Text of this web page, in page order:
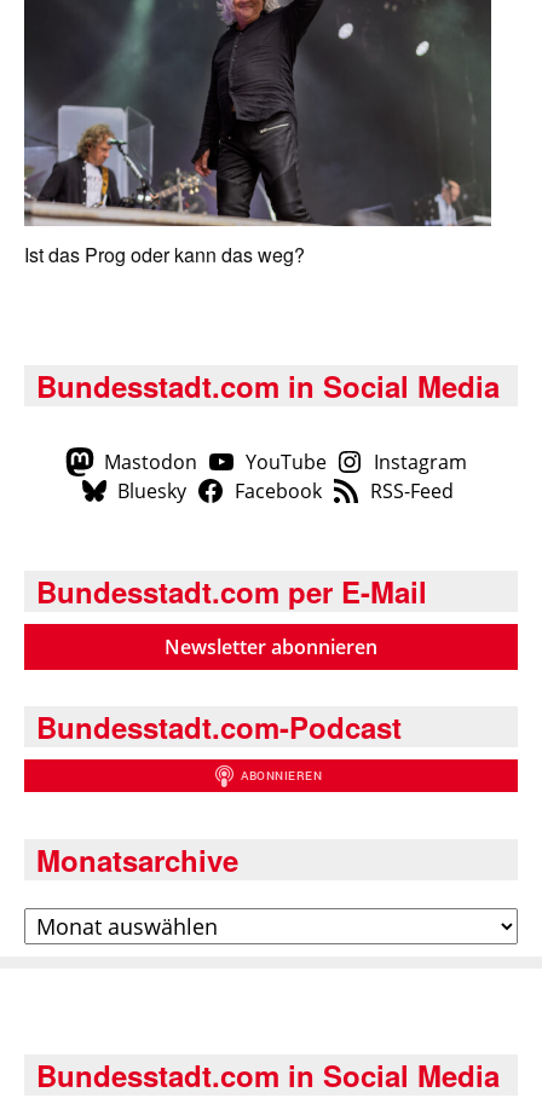
Ist das Prog oder kann das weg?
Bundesstadt.com in Social Media
Mastodon YouTube
Instagram
Bluesky
Facebook RSS-Feed
Bundesstadt.com per E-Mail
Newsletter abonnieren
Bundesstadt.com-Podcast
Monatsarchive
Archiv
Bundesstadt.com in Social Media